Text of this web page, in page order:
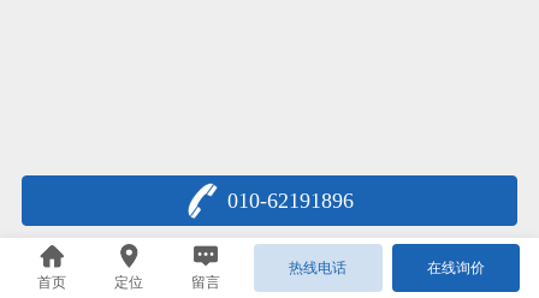
010-62191896
首页 定位 留言
热线电话 在线询价